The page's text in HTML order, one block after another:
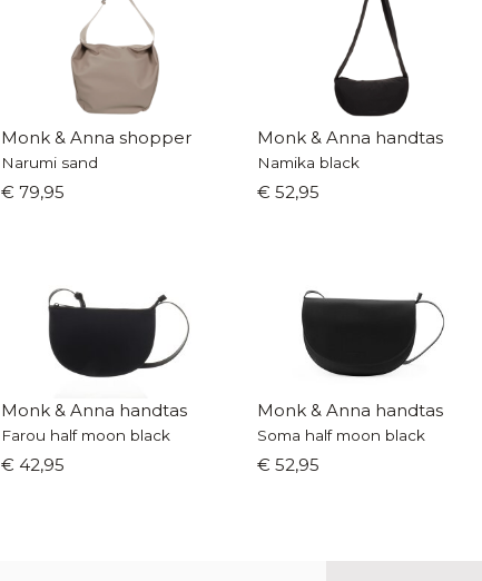
Monk & Anna shopper
Narumi sand
€ 79,95
Monk & Anna handtas
Namika black
€ 52,95
Monk & Anna handtas
Farou half moon black
€ 42,95
Monk & Anna handtas
Soma half moon black
€ 52,95